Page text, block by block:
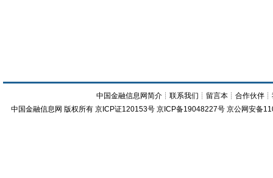
中国金融信息网简介 ┊联系我们 ┊ 留言本 ┊合作伙伴 ┊
中国金融信息网 版权所有 京ICP证120153号 京ICP备19048227号 京公网安备